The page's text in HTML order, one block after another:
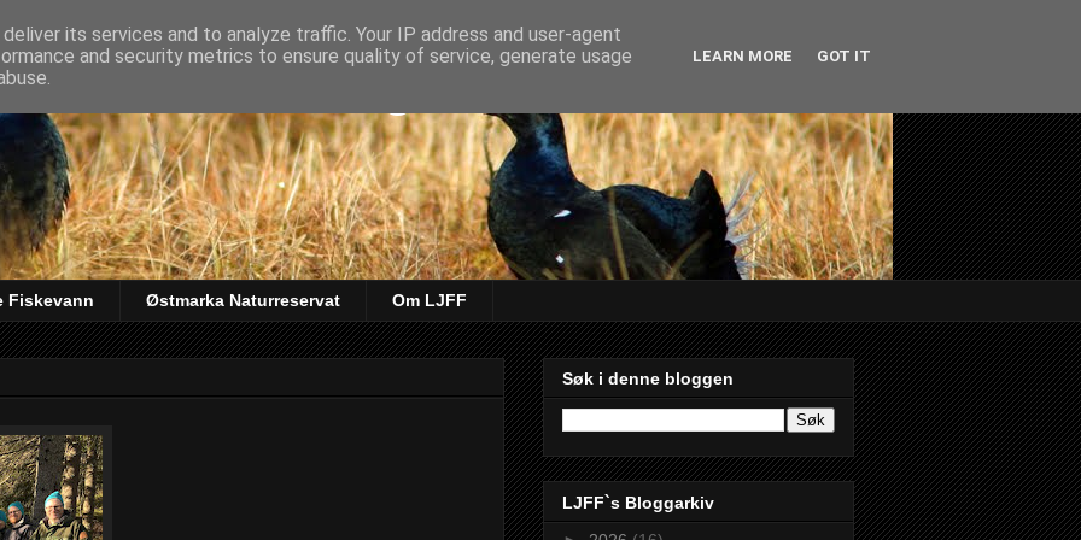
& Fiskeforening
Fiskevann Østmarka Naturreservat Om LJFF
Søk i denne bloggen
LJFF`s Bloggarkiv
its services and to analyze traffic. Your IP address and user-agent
and security metrics to ensure quality of service, generate usage
LEARN MORE GOT IT